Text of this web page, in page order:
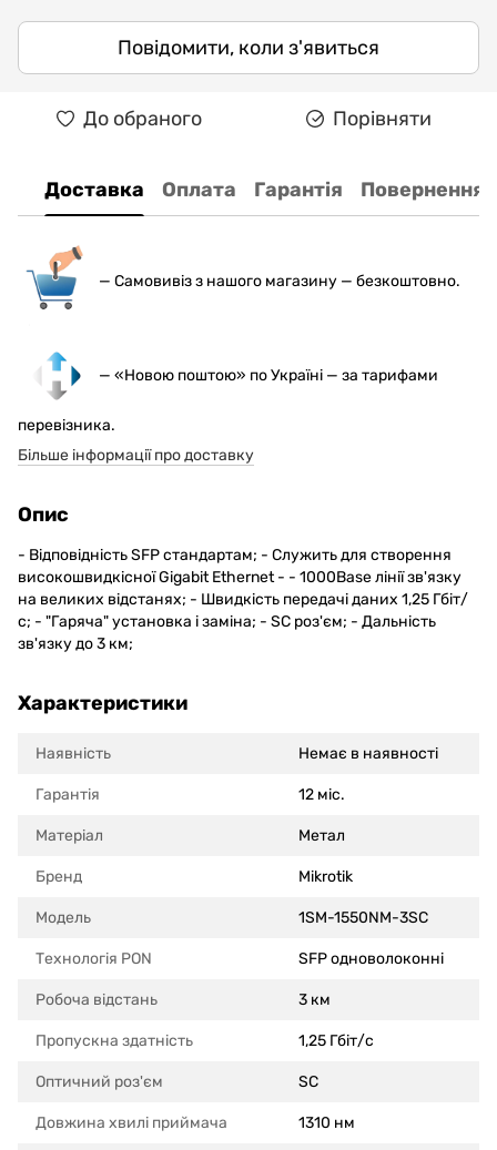
Повідомити, коли з'явиться
До обраного Порівняти
Доставка Оплата Гарантія Повернення
— Самовивіз з нашого магазину — безкоштовно.
— «Новою поштою» по Україні — за тарифами
перевізника.
Більше інформації про доставку
Опис
- Відповідність SFP стандартам; - Служить для створення
високошвидкісної Gigabit Ethernet - - 1000Base лінії зв'язку
на великих відстанях; - Швидкість передачі даних 1,25 Гбіт/
с; - "Гаряча" установка і заміна; - SC роз'єм; - Дальність
зв'язку до 3 км;
Характеристики
Наявність Немає в наявності
Гарантія 12 міс.
Матеріал Метал
Бренд Mikrotik
Модель 1SM-1550NM-3SC
Технологія PON SFP одноволоконні
Робоча відстань 3 км
Пропускна здатність 1,25 Гбіт/с
Оптичний роз'єм SC
Довжина хвилі приймача 1310 нм